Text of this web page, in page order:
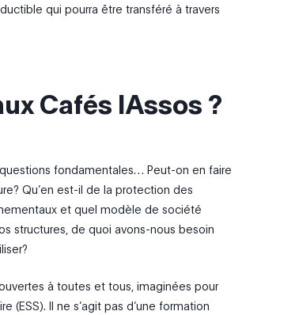
qui pourra être transféré à travers
Cafés IAssos ?
fondamentales… Peut-on en faire
Qu’en est-il de la protection des
et quel modèle de société
structures, de quoi avons-nous besoin
à toutes et tous, imaginées pour
(ESS). Il ne s’agit pas d’une formation